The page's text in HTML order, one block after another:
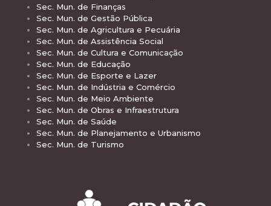
Sec. Mun. de Finanças
Sec. Mun. de Gestão Pública
Sec. Mun. de Agricultura e Pecuária
Sec. Mun. de Assistência Social
Sec. Mun. de Cultura e Comunicação
Sec. Mun. de Educação
Sec. Mun. de Esporte e Lazer
Sec. Mun. de Indústria e Comércio
Sec. Mun. de Meio Ambiente
Sec. Mun. de Obras e Infraestrutura
Sec. Mun. de Saúde
Sec. Mun. de Planejamento e Urbanismo
Sec. Mun. de Turismo